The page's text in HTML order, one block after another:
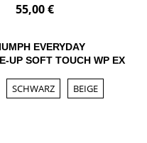
55,00 €
EVERYDAY
UP SOFT TOUCH WP EX
SCHWARZ BEIGE